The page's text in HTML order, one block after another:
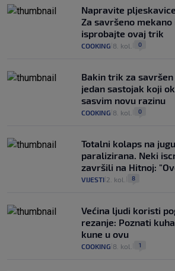
Napravite
Za savršeno mekano
isprobajte ovaj trik
COOKING 8. kol. 0
Bakin trik za
jedan sastojak koji
sasvim novu razinu
COOKING 8. kol. 0
Totalni kolaps na
paralizirana. Neki
završili na Hitnoj:
VIJESTI 2. kol. 8
Većina ljudi koristi
rezanje: Poznati
kune u ovu
COOKING 8. kol. 1